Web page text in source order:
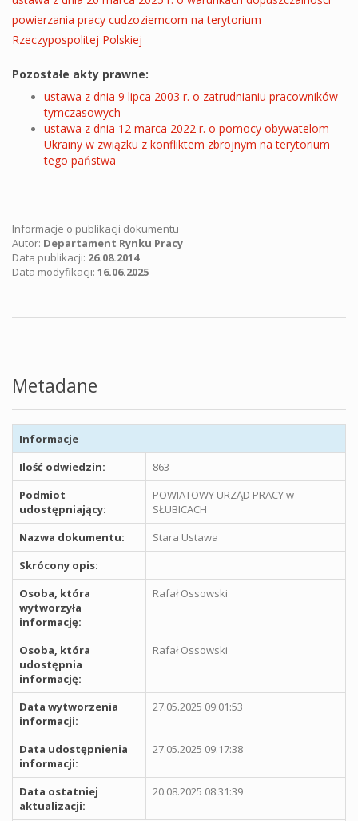
powierzania pracy cudzoziemcom na terytorium
Rzeczypospolitej Polskiej
Pozostałe akty prawne:
ustawa z dnia 9 lipca 2003 r. o zatrudnianiu pracowników
tymczasowych
ustawa z dnia 12 marca 2022 r. o pomocy obywatelom
Ukrainy w związku z konfliktem zbrojnym na terytorium
tego państwa
Informacje o publikacji dokumentu
Autor: Departament Rynku Pracy
Data publikacji: 26.08.2014
Data modyfikacji: 16.06.2025
Metadane
Informacje
Ilość odwiedzin:
863
Podmiot
udostępniający:
POWIATOWY URZĄD PRACY w
SŁUBICACH
Nazwa dokumentu:
Stara Ustawa
Skrócony opis:
Osoba, która
wytworzyła
informację:
Rafał Ossowski
Osoba, która
udostępnia
informację:
Rafał Ossowski
Data wytworzenia
informacji:
27.05.2025 09:01:53
Data udostępnienia
informacji:
27.05.2025 09:17:38
Data ostatniej
aktualizacji:
20.08.2025 08:31:39